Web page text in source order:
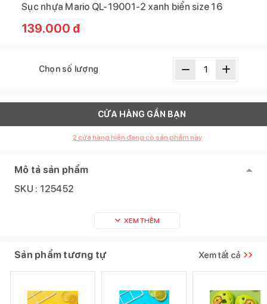
Sục nhựa Mario QL-19001-2 xanh biển size 16
139.000 đ
Chọn số lượng
CỬA HÀNG GẦN BẠN
2 cửa hàng hiện đang có sản phẩm này
Mô tả sản phẩm
SKU : 125452
XEM THÊM
Sản phẩm tương tự Xem tất cả